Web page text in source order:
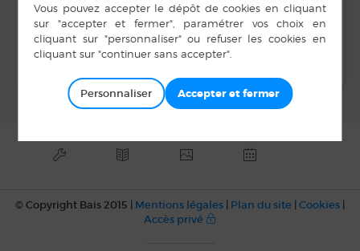
Bal Club de
l’Espérance
Bal Unisson Musique
Solidarité
© Copyright Bais 2015 | Mentions légales | Plan du site | Cookies |
Accès privé
Personnaliser